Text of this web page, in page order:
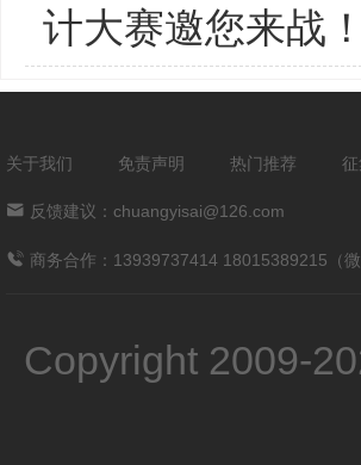
计大赛邀您来战！
关于我们 免责声明 热门推荐
反馈建议：chuangyisai@126.com
商务合作：13939737414 18015389215（微
Copyright 2009-